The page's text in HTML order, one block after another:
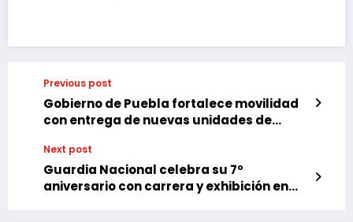
Previous post
Gobierno de Puebla fortalece movilidad
con entrega de nuevas unidades de
Next post
Guardia Nacional celebra su 7º
aniversario con carrera y exhibición en